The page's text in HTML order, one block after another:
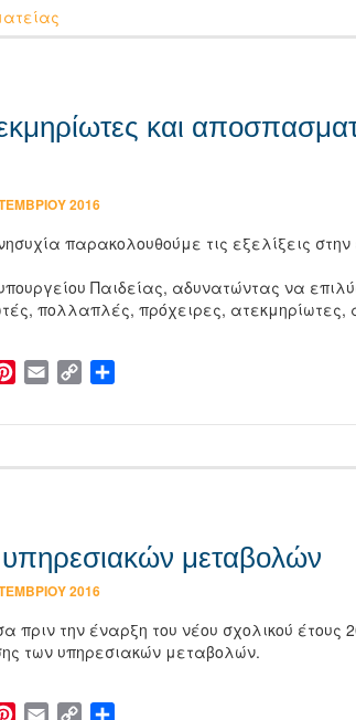
και
2016
παρακολουθούμε τις εξελίξεις
Παιδείας, αδυνατώντας να
πολλαπλές, πρόχειρες, ατεκμηρίωτες,
Pinterest
Email Copy
υπηρεσιακών μεταβολών
2016
την έναρξη του νέου σχολικού έτους
των υπηρεσιακών μεταβολών.
Pinterest
Email Copy